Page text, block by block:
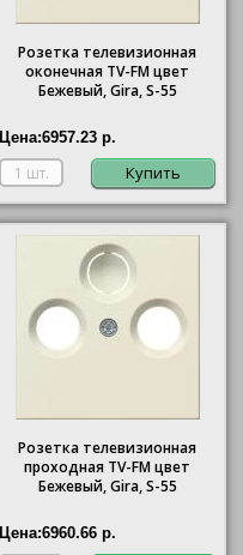
Розетка телевизионная
оконечная ТV-FМ цвет
Бежевый, Gira, S-55
Цена:6957.23 р.
Купить
Розетка телевизионная
проходная ТV-FМ цвет
Бежевый, Gira, S-55
Цена:6960.66 р.